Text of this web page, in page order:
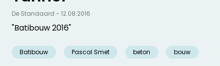
"Batibouw 2016"
Batibouw Pascal Smet beton bouw
De Standaard - 12.08.2016